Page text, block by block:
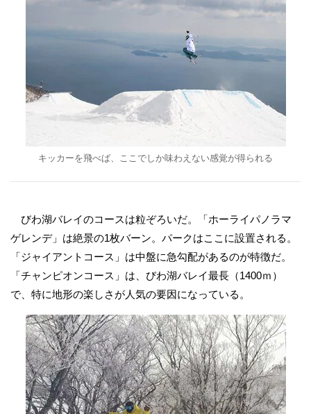
キッカーを飛べば、ここでしか味わえない感覚が得られる
びわ湖バレイのコースは粒ぞろいだ。「ホーライパノラマ
ゲレンデ」は絶景の1枚バーン。パークはここに設置される。
「ジャイアントコース」は中盤に急勾配があるのが特徴だ。
「チャンピオンコース」は、びわ湖バレイ最長（1400ｍ）
で、特に地形の楽しさが人気の要因になっている。